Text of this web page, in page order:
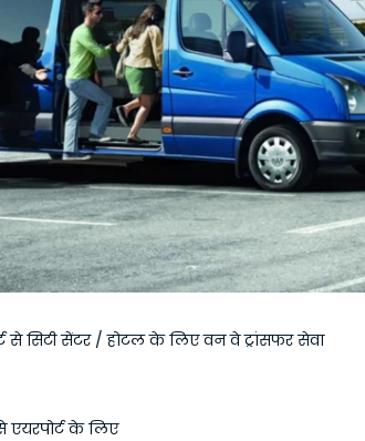
से सिटी सेंटर / होटल के लिए वन वे ट्रांसफर सेवा
एयरपोर्ट के लिए